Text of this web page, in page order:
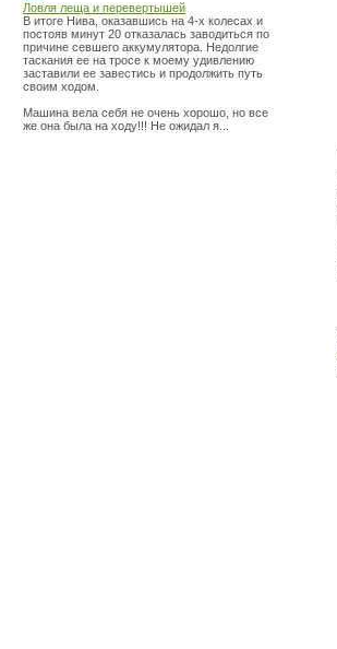
Ловля леща и перевертышей
В итоге Нива, оказавшись на 4-х колесах и
постояв минут 20 отказалась заводиться по
причине севшего аккумулятора. Недолгие
таскания ее на тросе к моему удивлению
заставили ее завестись и продолжить путь
своим ходом.
Машина вела себя не очень хорошо, но все
же она была на ходу!!! Не ожидал я...